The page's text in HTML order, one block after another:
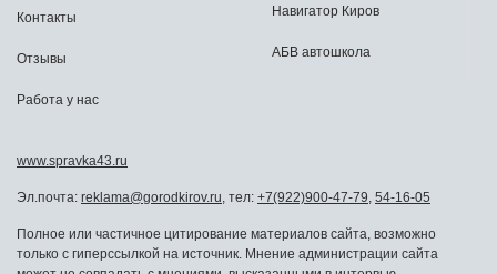
Контакты
Отзывы
Работа у нас
Навигатор Киров
АБВ автошкола
www.spravka43.ru
Эл.почта: reklama@gorodkirov.ru, тел: +7(922)900-47-79, 54-16-05
Полное или частичное цитирование материалов сайта, возможно
только с гиперссылкой на источник. Мнение администрации сайта